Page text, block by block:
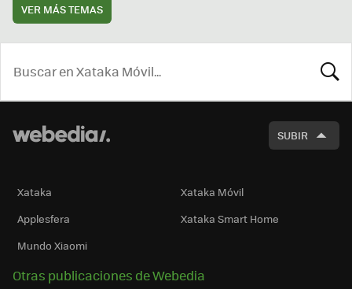
VER MÁS TEMAS
SUBIR
Xataka
Xataka Móvil
Applesfera
Xataka Smart Home
Mundo Xiaomi
Otras publicaciones de Webedia